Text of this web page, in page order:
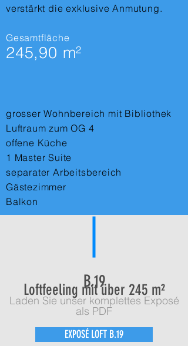
verstärkt die exklusive Anmutung.
Gesamtfläche
245,90 m²
grosser Wohnbereich mit Bibliothek
Luftraum zum OG 4
offene Küche
1 Master Suite
separater Arbeitsbereich
Gästezimmer
Balkon
B.19
Loftfeeling mit über 245 m²
Laden Sie unser komplettes Exposé
als PDF
EXPOSÉ LOFT B.19